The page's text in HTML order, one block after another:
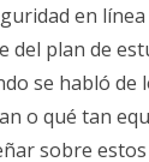
en
del plan de
se habló de
o qué tan
sobre